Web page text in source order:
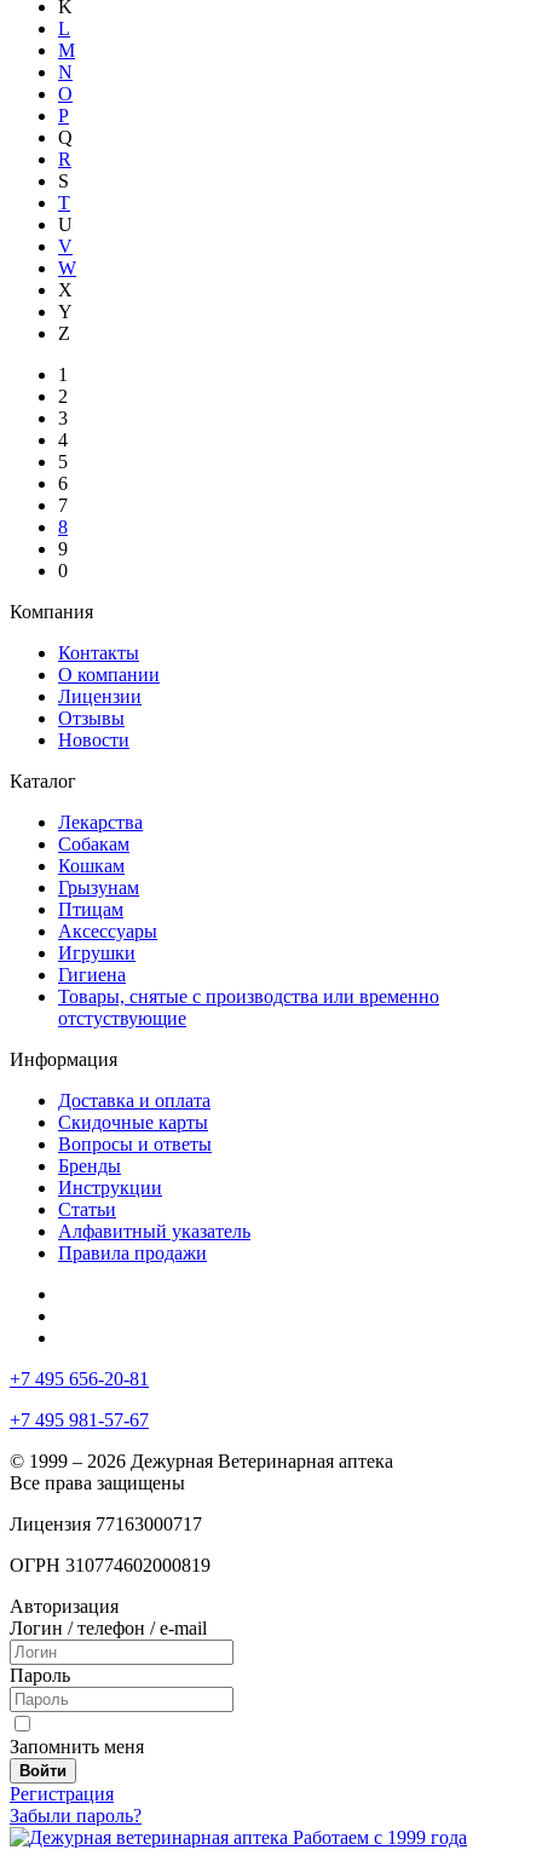
K
L
M
N
O
P
Q
R
S
T
U
V
W
X
Y
Z
1
2
3
4
5
6
7
8
9
0
Компания
Контакты
О компании
Лицензии
Отзывы
Новости
Каталог
Лекарства
Собакам
Кошкам
Грызунам
Птицам
Аксессуары
Игрушки
Гигиена
Товары, снятые с производства или временно
отстуствующие
Информация
Доставка и оплата
Скидочные карты
Вопросы и ответы
Бренды
Инструкции
Статьи
Алфавитный указатель
Правила продажи
+7 495 656-20-81
+7 495 981-57-67
© 1999 – 2026 Дежурная Ветеринарная аптека
Все права защищены
Лицензия 77163000717
ОГРН 310774602000819
Авторизация
Логин / телефон / e-mail
Пароль
Запомнить меня
Войти
Регистрация
Забыли пароль?
Работаем с 1999 года